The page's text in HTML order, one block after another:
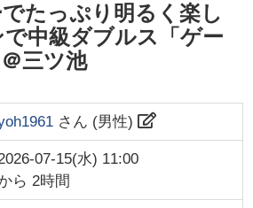
たっぷり明るく楽し
中級ダブルス「ゲー
三ツ池
さん (男性)
07-15(水) 11:00
ら 2時間